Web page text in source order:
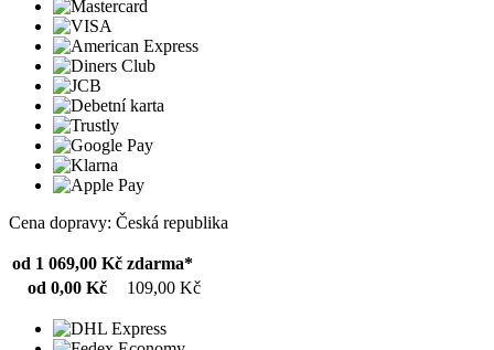
Cena dopravy: Česká republika
od 1 069,00 Kč zdarma*
od 0,00 Kč
109,00 Kč